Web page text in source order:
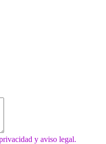
y aviso legal.